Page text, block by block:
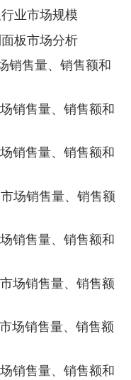
业市场规模
板市场分析
销售量、销售额和
销售量、销售额和
销售量、销售额和
场销售量、销售额
销售量、销售额和
场销售量、销售额
场销售量、销售额
销售量、销售额和